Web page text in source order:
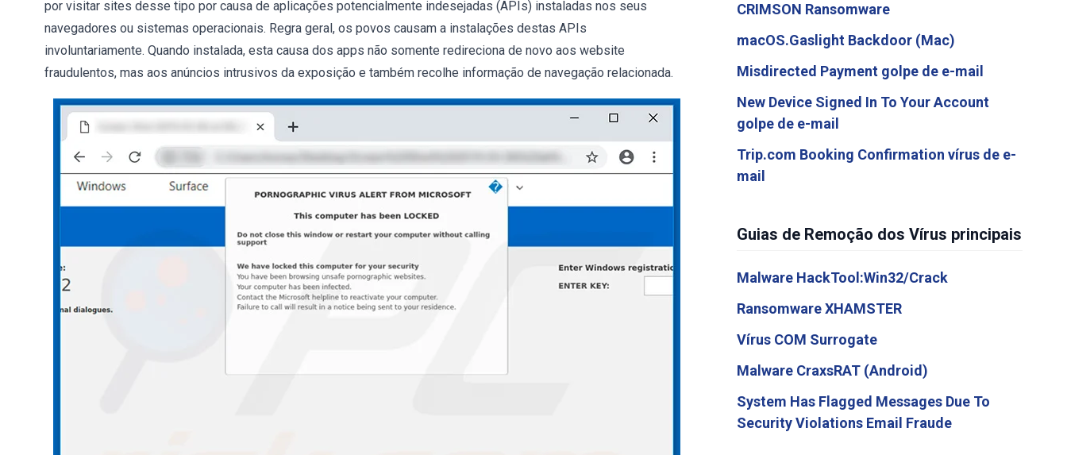
por visitar sites desse tipo por causa de aplicações potencialmente indesejadas (APIs) instaladas nos seus
navegadores ou sistemas operacionais. Regra geral, os povos causam a instalações destas APIs
involuntariamente. Quando instalada, esta causa dos apps não somente redireciona de novo aos website
fraudulentos, mas aos anúncios intrusivos da exposição e também recolhe informação de navegação relacionada.
CRIMSON Ransomware
macOS.Gaslight Backdoor (Mac)
Misdirected Payment golpe de e-mail
New Device Signed In To Your Account
golpe de e-mail
Trip.com Booking Confirmation vírus de e-
mail
Guias de Remoção dos Vírus principais
Malware HackTool:Win32/Crack
Ransomware XHAMSTER
Vírus COM Surrogate
Malware CraxsRAT (Android)
System Has Flagged Messages Due To
Security Violations Email Fraude